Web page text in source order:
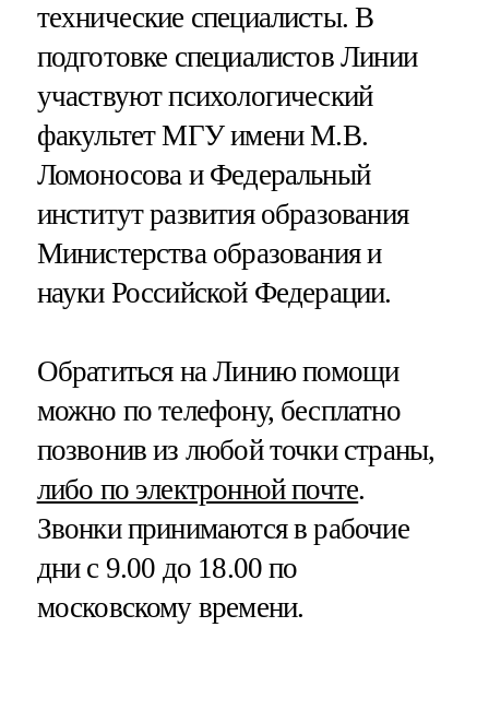
технические специалисты. В
подготовке специалистов Линии
участвуют психологический
факультет МГУ имени М.В.
Ломоносова и Федеральный
институт развития образования
Министерства образования и
науки Российской Федерации.
Обратиться на Линию помощи
можно по телефону, бесплатно
позвонив из любой точки страны,
либо по электронной почте.
Звонки принимаются в рабочие
дни с 9.00 до 18.00 по
московскому времени.